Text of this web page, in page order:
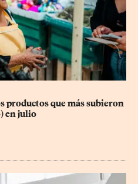
productos que más subieron
en julio